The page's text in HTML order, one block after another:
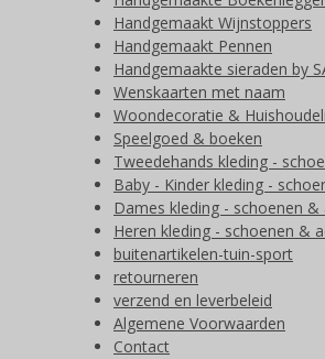
Handgemaakt Wijnstoppers
Handgemaakt Pennen
Handgemaakte sieraden by
Wenskaarten met naam
Woondecoratie &
Speelgoed & boeken
Tweedehands kleding -
Baby - Kinder kleding -
Dames kleding - schoenen &
Heren kleding - schoenen &
buitenartikelen-tuin-sport
retourneren
verzend en leverbeleid
Algemene Voorwaarden
Contact